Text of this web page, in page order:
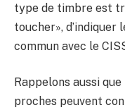
type de timbre est
toucher», d’indiquer
commun avec le
Rappelons aussi
proches peuvent